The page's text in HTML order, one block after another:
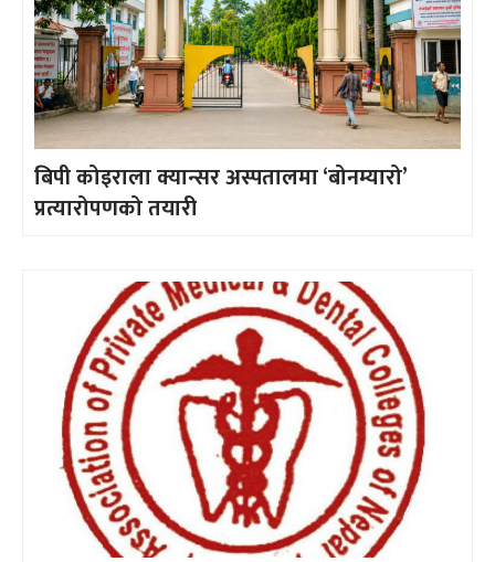
बिपी कोइराला क्यान्सर अस्पतालमा ‘बोनम्यारो’
प्रत्यारोपणको तयारी